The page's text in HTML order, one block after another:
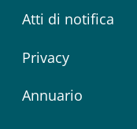
Atti di notifica
Privacy
Annuario